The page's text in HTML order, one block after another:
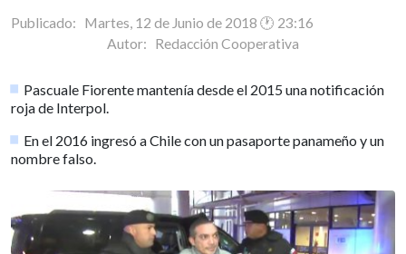
Publicado: Martes, 12 de Junio de 2018 🕐 23:16
Autor: Redacción Cooperativa
Pascuale Fiorente mantenía desde el 2015 una notificación
roja de Interpol.
En el 2016 ingresó a Chile con un pasaporte panameño y un
nombre falso.